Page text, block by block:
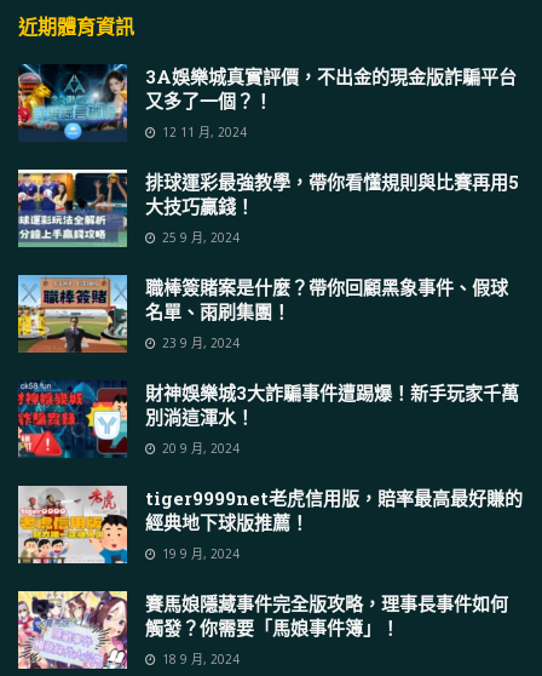
近期體育資訊
3A娛樂城真實評價，不出金的現金版詐騙平台
又多了一個？！
12 11 月, 2024
排球運彩最強教學，帶你看懂規則與比賽再用5
大技巧贏錢！
25 9 月, 2024
職棒簽賭案是什麼？帶你回顧黑象事件、假球
名單、雨刷集團！
23 9 月, 2024
財神娛樂城3大詐騙事件遭踢爆！新手玩家千萬
別淌這渾水！
20 9 月, 2024
tiger9999net老虎信用版，賠率最高最好賺的
經典地下球版推薦！
19 9 月, 2024
賽馬娘隱藏事件完全版攻略，理事長事件如何
觸發？你需要「馬娘事件簿」！
18 9 月, 2024